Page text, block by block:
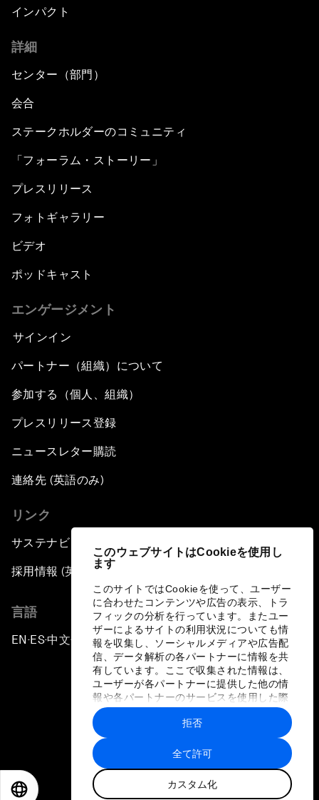
このウェブサイトはCookieを使用し
ます
このサイトではCookieを使って、ユーザー
に合わせたコンテンツや広告の表示、トラ
フィックの分析を行っています。またユー
ザーによるサイトの利用状況についても情
報を収集し、ソーシャルメディアや広告配
信、データ解析の各パートナーに情報を共
有しています。ここで収集された情報は、
ユーザーが各パートナーに提供した他の情
報や各パートナーのサービスを使用した際
に収集された情報と組み合わされ、各パー
トナーによって使用されることがありま
す。
全て許可
カスタム化
拒否
インパクト
詳細
センター（部門）
会合
ステークホルダーのコミュニティ
「フォーラム・ストーリー」
プレスリリース
フォトギャラリー
ビデオ
ポッドキャスト
エンゲージメント
サインイン
パートナー（組織）について
参加する（個人、組織）
プレスリリース登録
ニュースレター購読
連絡先 (英語のみ)
リンク
サステナビリティへの取り組み
採用情報 (英語のみ)
言語
EN ▪ES▪中文▪ 日本語
プライバシーポリシーと利用規約
サイトマップ
©
世界経済フォーラム